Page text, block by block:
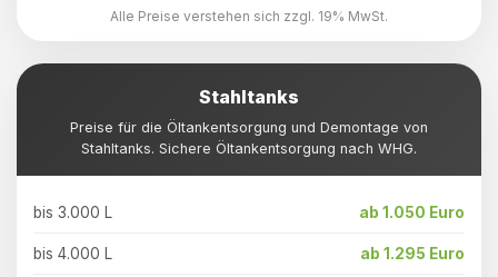
Alle Preise verstehen sich zzgl. 19% MwSt.
Stahltanks
Preise für die Öltankentsorgung und Demontage von
Stahltanks. Sichere Öltankentsorgung nach WHG.
bis 3.000 L ab 1.050 Euro
bis 4.000 L ab 1.295 Euro